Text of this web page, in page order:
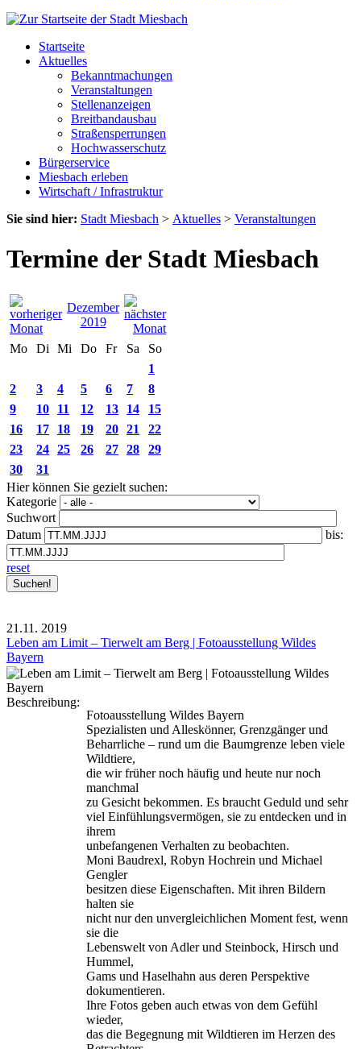
Startseite
Aktuelles
Bekanntmachungen
Veranstaltungen
Stellenanzeigen
Breitbandausbau
Straßensperrungen
Hochwasserschutz
Bürgerservice
Miesbach erleben
Wirtschaft / Infrastruktur
Sie sind hier: Stadt Miesbach > Aktuelles > Veranstaltungen
Termine der Stadt Miesbach
Dezember
2019
Mo
Di Mi Do Fr Sa
So
1
2
3 4 5 6 7
8
9
10 11 12 13 14
15
16
17 18 19 20 21
22
23
24 25 26 27 28
29
30
31
Hier können Sie gezielt suchen:
Kategorie
Suchwort
Datum
bis:
reset
21.11. 2019
Leben am Limit – Tierwelt am Berg | Fotoausstellung Wildes
Bayern
Beschreibung:
Fotoausstellung Wildes Bayern
Spezialisten und Alleskönner, Grenzgänger und
Beharrliche – rund um die Baumgrenze leben viele
Wildtiere,
die wir früher noch häufig und heute nur noch
manchmal
zu Gesicht bekommen. Es braucht Geduld und sehr
viel Einfühlungsvermögen, sie zu entdecken und in
ihrem
unbefangenen Verhalten zu beobachten.
Moni Baudrexl, Robyn Hochrein und Michael
Gengler
besitzen diese Eigenschaften. Mit ihren Bildern
halten sie
nicht nur den unvergleichlichen Moment fest, wenn
sie die
Lebenswelt von Adler und Steinbock, Hirsch und
Hummel,
Gams und Haselhahn aus deren Perspektive
dokumentieren.
Ihre Fotos geben auch etwas von dem Gefühl
wieder,
das die Begegnung mit Wildtieren im Herzen des